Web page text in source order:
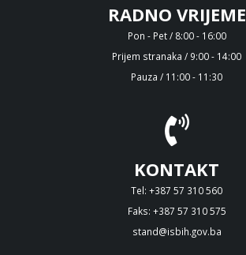
RADNO VRIJEME
Pon - Pet / 8:00 - 16:00
Prijem stranaka / 9:00 - 14:00
Pauza / 11:00 - 11:30
KONTAKT
Tel: +387 57 310 560
Faks: +387 57 310 575
stand@isbih.gov.ba